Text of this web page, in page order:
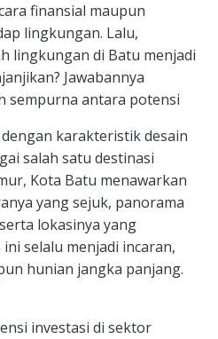
finansial maupun
lingkungan. Lalu,
lingkungan di Batu menjadi
Jawabannya
sempurna antara potensi
karakteristik desain
salah satu destinasi
Kota Batu menawarkan
yang sejuk, panorama
lokasinya yang
selalu menjadi incaran,
hunian jangka panjang.
investasi di sektor